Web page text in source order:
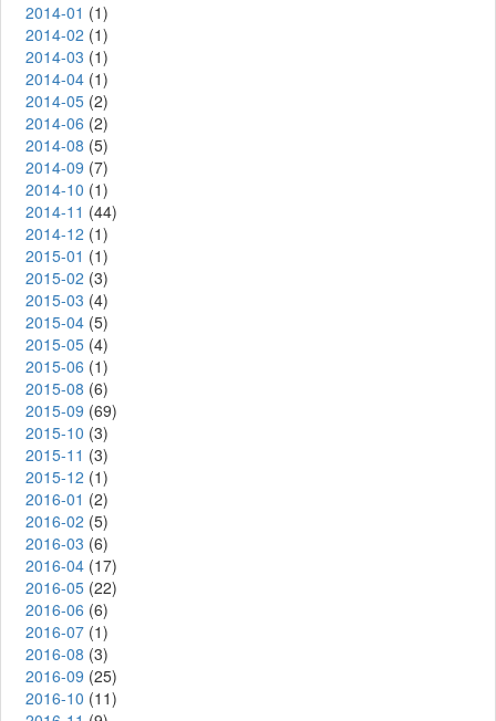
2014-01 (1)
2014-02 (1)
2014-03 (1)
2014-04 (1)
2014-05 (2)
2014-06 (2)
2014-08 (5)
2014-09 (7)
2014-10 (1)
2014-11 (44)
2014-12 (1)
2015-01 (1)
2015-02 (3)
2015-03 (4)
2015-04 (5)
2015-05 (4)
2015-06 (1)
2015-08 (6)
2015-09 (69)
2015-10 (3)
2015-11 (3)
2015-12 (1)
2016-01 (2)
2016-02 (5)
2016-03 (6)
2016-04 (17)
2016-05 (22)
2016-06 (6)
2016-07 (1)
2016-08 (3)
2016-09 (25)
2016-10 (11)